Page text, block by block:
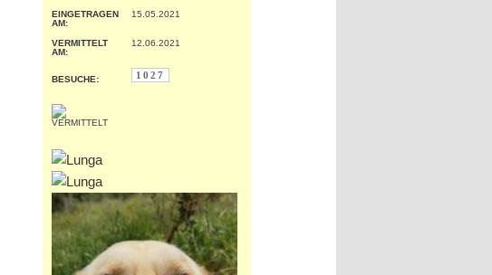
EINGETRAGEN
AM:
15.05.2021
VERMITTELT
AM:
12.06.2021
BESUCHE: 1027